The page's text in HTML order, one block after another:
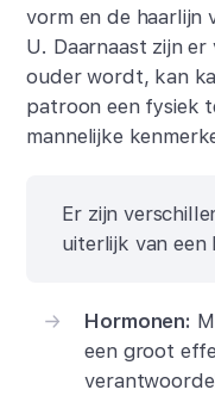
vorm en de haarlijn
U. Daarnaast zijn
ouder wordt, kan
patroon een fysiek
mannelijke
Er zijn
uiterlijk van een
Hormonen:
een groot